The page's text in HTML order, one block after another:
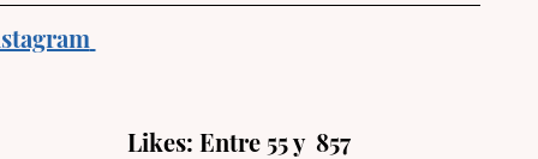
Likes: Entre 55 y  857